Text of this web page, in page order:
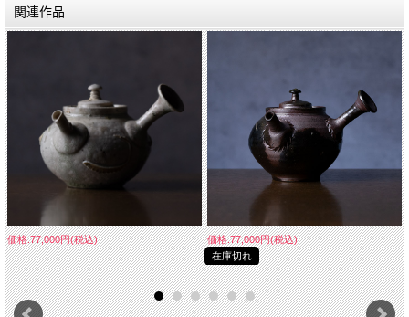
関連作品
価格:77,000円(税込)
価格:77,000円(税込)
在庫切れ